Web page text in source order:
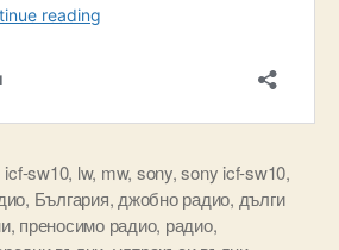
icf-sw10, lw, mw, sony,sony icf-sw10,
, България, джобно радио, дълги
, преносимо радио, радио,